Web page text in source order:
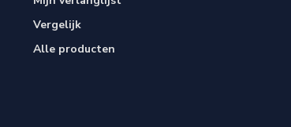
Vergelijk
Alle producten